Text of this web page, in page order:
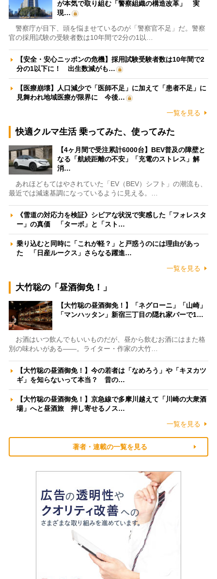
が本気で取り組む「警察組織の構造改革」 実
現…
警察庁が目下、頭を悩ませているのが「警察官不足」だ。警察
官の採用試験の受験者数は10年間で2分の1以…
【安全・安心ニッポンの危機】採用試験受験者数は10年間で2
分の1以下に！ 出生数減がも…
【医療崩壊】人口減少で「医師不足」に加えて「患者不足」に
見舞われ地域医療が限界に 今後…
一覧を見る
快適クルマ生活 乗ってみた、使ってみた
【4ヶ月間で受注累計6000台】BEV普及の障壁と
なる「航続距離の不安」「充電のストレス」解
消…
あれほどもてはやされていた「EV（BEV）シフト」の潮流も、
最近では減速基調になっているように見える。…
《雪道の対応力を検証》シビアな状況で実感した「フォレスタ
ー」の真価 「ターボ」と「スト…
乗り込むと同時に「これが軽？」と戸惑うのには理由があっ
た 「日産ルークス」さらなる躍進…
一覧を見る
大竹聡の「昼酒御免！」
【大竹聡の昼酒御免！】「ネグローニ」「山崎」
「マンハッタン」新宿三丁目の隠れ家バーで1…
お酒はいつ飲んでもいいものだが、昼から飲むお酒にはまた格
別の味わいがある――。ライター・作家の大竹…
【大竹聡の昼酒御免！】今の若者は「なめろう」や「キヌカツ
ギ」を知らないって本当？ 昔の…
【大竹聡の昼酒御免！】京急線で多摩川越えて「川崎の大衆酒
場」へと昼酒旅 押し寄せるノス…
一覧を見る
著者・連載の一覧を見る